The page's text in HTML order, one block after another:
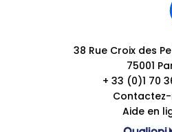
38 Rue Croix des
75001
+ 33 (0)1 70
Aide en